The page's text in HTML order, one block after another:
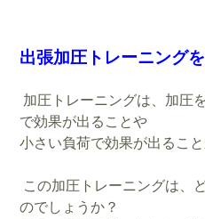
出張加圧トレーニング
加圧トレーニングは、加圧
で効果が出ることや
小さい負荷で効果が出るこ
この加圧トレーニングは、
のでしょうか？